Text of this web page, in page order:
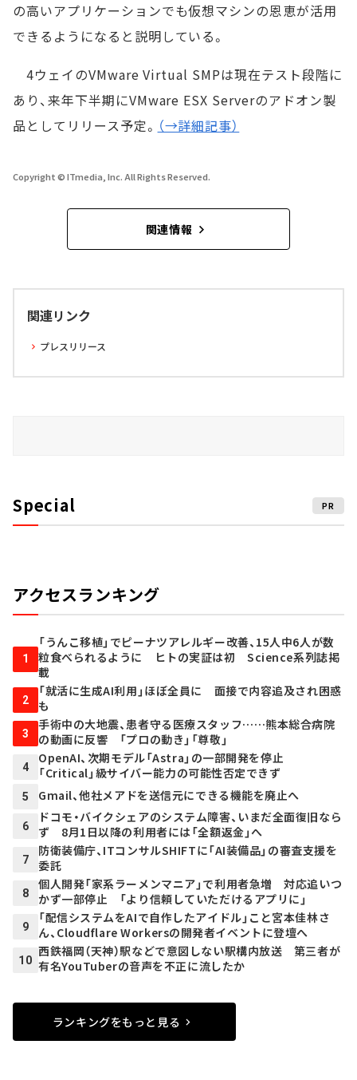
の高いアプリケーションでも仮想マシンの恩恵が活用
できるようになると説明している。
4ウェイのVMware Virtual SMPは現在テスト段階に
あり、来年下半期にVMware ESX Serverのアドオン製
品としてリリース予定。 （→詳細記事）
Copyright © ITmedia, Inc. All Rights Reserved.
関連情報
関連リンク
プレスリリース
Special PR
アクセスランキング
1
「うんこ移植」でピーナツアレルギー改善、15人中6人が数
粒食べられるように ヒトの実証は初 Science系列誌掲
載
2
「就活に生成AI利用」ほぼ全員に 面接で内容追及され困惑
も
3
手術中の大地震、患者守る医療スタッフ……熊本総合病院
の動画に反響 「プロの動き」「尊敬」
4
OpenAI、次期モデル「Astra」の一部開発を停止
「Critical」級サイバー能力の可能性否定できず
5 Gmail、他社メアドを送信元にできる機能を廃止へ
6
ドコモ・バイクシェアのシステム障害、いまだ全面復旧なら
ず 8月1日以降の利用者には「全額返金」へ
7
防衛装備庁、ITコンサルSHIFTに「AI装備品」の審査支援を
委託
8
個人開発「家系ラーメンマニア」で利用者急増 対応追いつ
かず一部停止 「より信頼していただけるアプリに」
9
「配信システムをAIで自作したアイドル」こと宮本佳林さ
ん、Cloudflare Workersの開発者イベントに登壇へ
10
西鉄福岡（天神）駅などで意図しない駅構内放送 第三者が
有名YouTuberの音声を不正に流したか
ランキングをもっと見る